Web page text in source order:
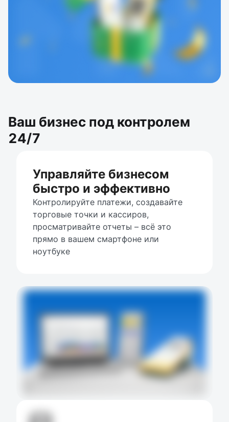
Ваш бизнес под контролем
24/7
Управляйте бизнесом
быстро и эффективно
Контролируйте платежи, создавайте
торговые точки и кассиров,
просматривайте отчеты – всё это
прямо в вашем смартфоне или
ноутбуке